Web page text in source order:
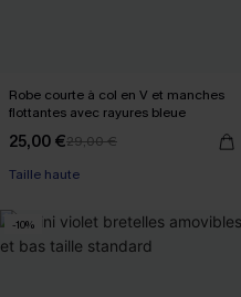
Robe courte à col en V et manches
flottantes avec rayures bleue
25,00 €29,00 €
Taille haute
-10%